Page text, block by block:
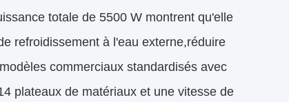
totale de 5500 W montrent qu'elle
refroidissement à l'eau externe,réduire
commerciaux standardisés avec
plateaux de matériaux et une vitesse de